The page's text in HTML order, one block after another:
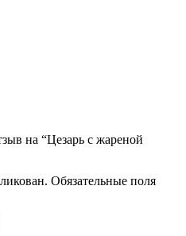
на “Цезарь с жареной
Обязательные поля